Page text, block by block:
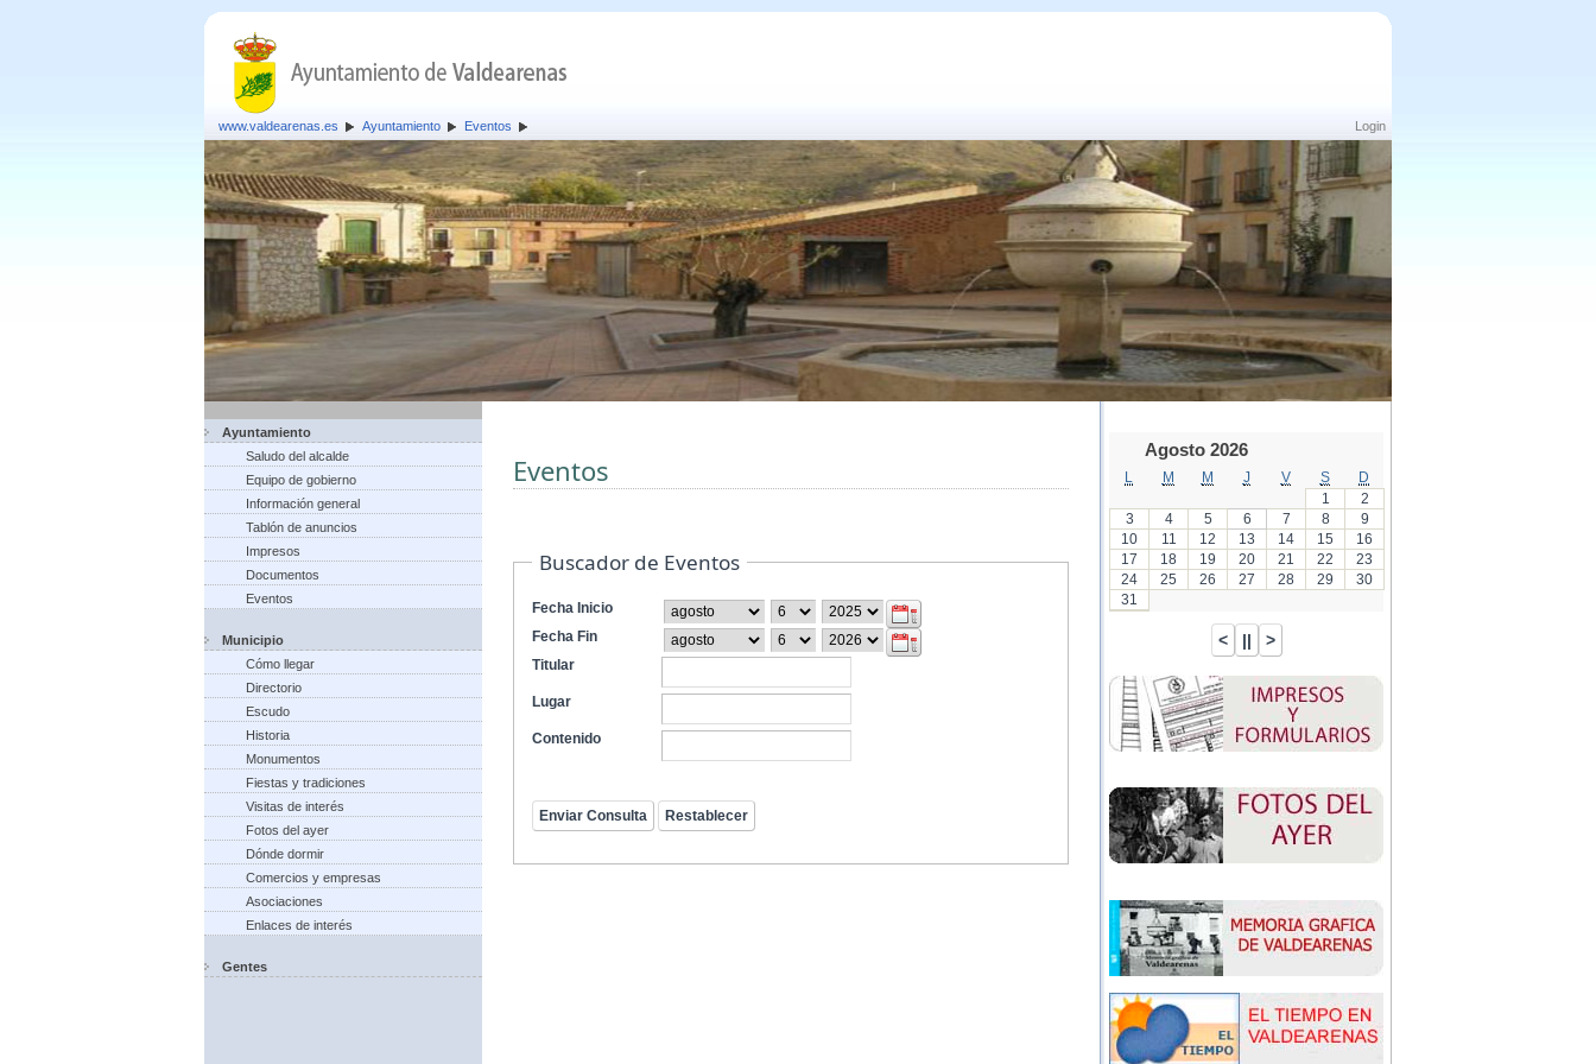
Login
www.valdearenas.es Ayuntamiento Eventos
Ayuntamiento
Saludo del alcalde
Equipo de gobierno
Información general
Tablón de anuncios
Impresos
Documentos
Eventos
Municipio
Cómo llegar
Directorio
Escudo
Historia
Monumentos
Fiestas y tradiciones
Visitas de interés
Fotos del ayer
Dónde dormir
Comercios y empresas
Asociaciones
Enlaces de interés
Gentes
Eventos
Buscador de Eventos
Fecha Inicio
Fecha Fin
Titular
Lugar
Contenido
Agosto 2026
M M J V S
D
1
2
3
4 5 6 7 8
9
10
11 12 13 14 15
16
17
18 19 20 21 22
23
24
25 26 27 28 29
30
31